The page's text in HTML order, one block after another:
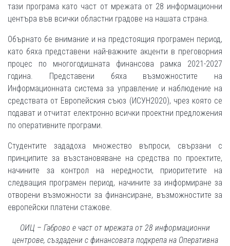
тази програма като част от мрежата от 28 информационни
центъра във всички областни градове на нашата страна.
Обърнато бе внимание и на предстоящия програмен период,
като бяха представени най-важните акценти в преговорния
процес по многогодишната финансова рамка 2021-2027
година. Представени бяха възможностите на
Информационната система за управление и наблюдение на
средствата от Европейския съюз (ИСУН2020), чрез която се
подават и отчитат електронно всички проектни предложения
по оперативните програми.
Студентите зададоха множество въпроси, свързани с
принципите за възстановяване на средства по проектите,
начините за контрол на нередности, приоритетите на
следващия програмен период, начините за информиране за
отворени възможности за финансиране, възможностите за
европейски платени стажове.
ОИЦ – Габрово е част от мрежата от 28 информационни
центрове, създадени с финансовата подкрепа на Оперативна